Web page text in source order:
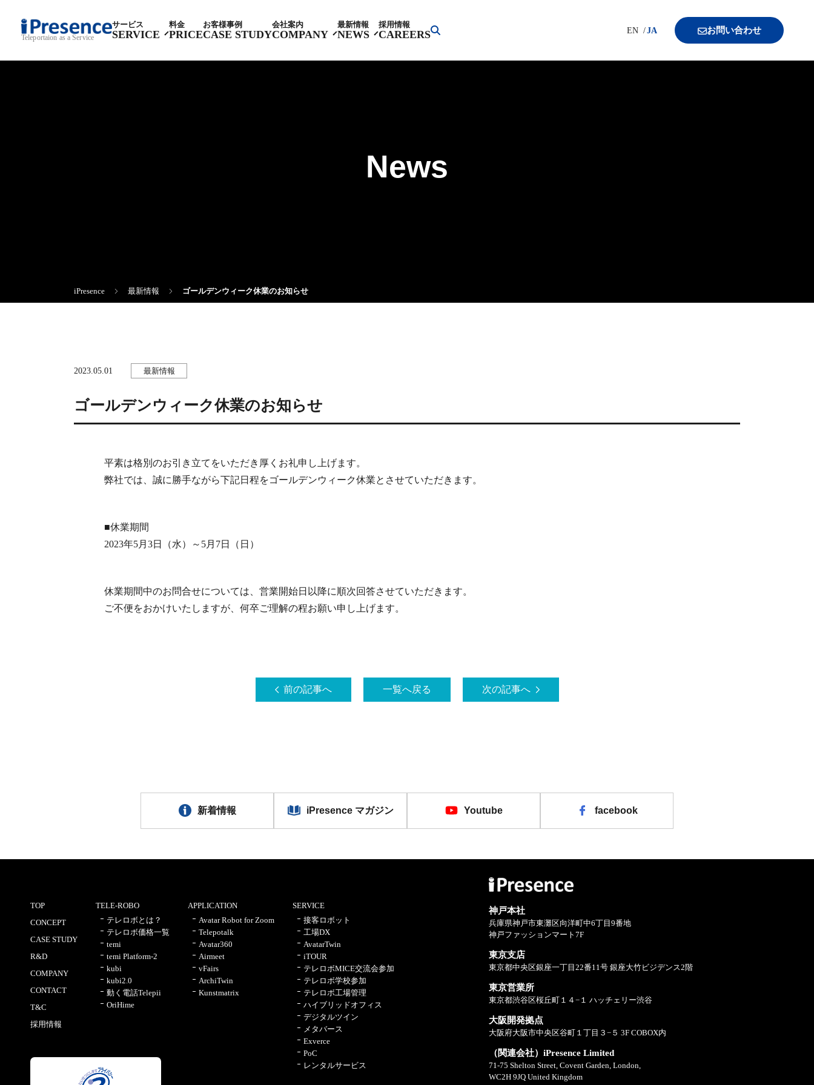
Teleportaion as a Service
サービス
SERVICE
料金
PRICE
お客様事例
CASE STUDY
会社案内
COMPANY
最新情報
NEWS
採用情報
CAREERS EN JA お問い合わせ
News
iPresence 最新情報 ゴールデンウィーク休業のお知らせ
2023.05.01 最新情報
ゴールデンウィーク休業のお知らせ
平素は格別のお引き立てをいただき厚くお礼申し上げます。
弊社では、誠に勝手ながら下記日程をゴールデンウィーク休業とさせていただきます。
■休業期間
2023年5月3日（水）～5月7日（日）
休業期間中のお問合せについては、営業開始日以降に順次回答させていただきます。
ご不便をおかけいたしますが、何卒ご理解の程お願い申し上げます。
前の記事へ 一覧へ戻る 次の記事へ
新着情報 iPresence マガジン Youtube facebook
TOP
CONCEPT
CASE STUDY
R&D
COMPANY
CONTACT
T&C
採用情報
TELE-ROBO
テレロボとは？
テレロボ価格一覧
temi
temi Platform-2
kubi
kubi2.0
動く電話Telepii
OriHime
APPLICATION
Avatar Robot for Zoom
Telepotalk
Avatar360
Airmeet
vFairs
ArchiTwin
Kunstmatrix
SERVICE
接客ロボット
工場DX
AvatarTwin
iTOUR
テレロボMICE交流会参加
テレロボ学校参加
テレロボ工場管理
ハイブリッドオフィス
デジタルツイン
メタバース
Exverce
PoC
レンタルサービス
神戸本社
兵庫県神戸市東灘区向洋町中6丁目9番地
神戸ファッションマート7F
東京支店
東京都中央区銀座一丁目22番11号 銀座大竹ビジデンス2階
東京営業所
東京都渋谷区桜丘町１４−１ ハッチェリー渋谷
大阪開発拠点
大阪府大阪市中央区谷町１丁目３−５ 3F COBOX内
（関連会社）iPresence Limited
71-75 Shelton Street, Covent Garden, London,
WC2H 9JQ United Kingdom